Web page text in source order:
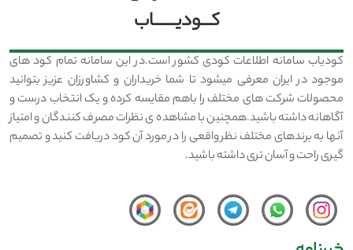
کـــودیـــــــاب
کودیاب سامانه اطلاعات کودی کشور است.در این سامانه تمام کود های
موجود در ایران معرفی میشود تا شما خریداران و کشاورزان عزیز بتوانید
محصولات شرکت های مختلف را باهم مقایسه کرده و یک انتخاب درست و
آگاهانه داشته باشید.همچنین با مشاهده ی نظرات مصرف کنندگان و امتیاز
آنها به برندهای مختلف نظر واقعی را در مورد آن کود دریافت کنید و تصمیم
گیری راحت و آسان تری داشته باشید.